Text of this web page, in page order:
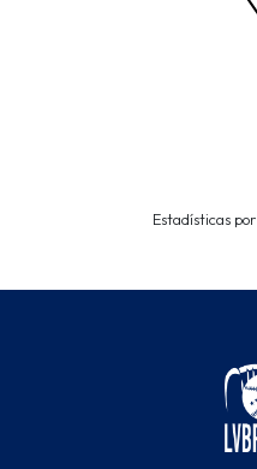
Estadísticas por